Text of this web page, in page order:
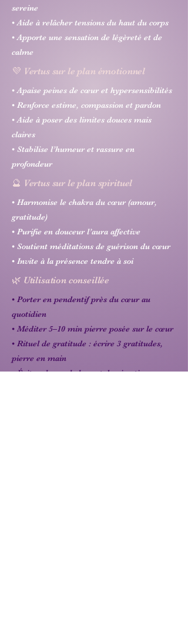
sereine
• Aide à relâcher tensions du haut du corps
• Apporte une sensation de légèreté et de
calme
💜 Vertus sur le plan émotionnel
• Apaise peines de cœur et hypersensibilités
• Renforce estime, compassion et pardon
• Aide à poser des limites douces mais
claires
• Stabilise l’humeur et rassure en
profondeur
🔮 Vertus sur le plan spirituel
• Harmonise le chakra du cœur (amour,
gratitude)
• Purifie en douceur l’aura affective
• Soutient méditations de guérison du cœur
• Invite à la présence tendre à soi
🌿 Utilisation conseillée
• Porter en pendentif près du cœur au
quotidien
• Méditer 5–10 min pierre posée sur le cœur
• Rituel de gratitude : écrire 3 gratitudes,
pierre en main
• Éviter chocs, chaleur et dessiccation